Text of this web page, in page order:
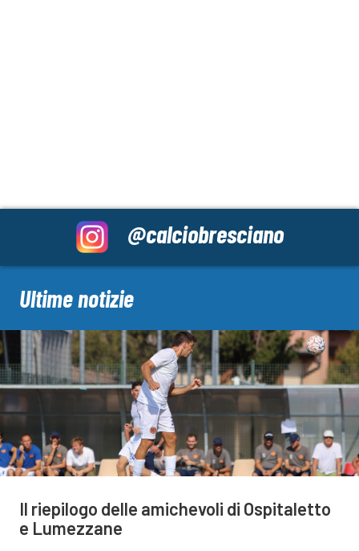
@calciobresciano
Ultime notizie
Il riepilogo delle amichevoli di Ospitaletto
e Lumezzane